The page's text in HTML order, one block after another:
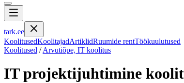
tark.ee
KoolitusedKoolitajadArtiklidRuumide rentTöökuulutused
Koolitused /Arvutiõpe, IT koolitus
IT projektijuhtimine